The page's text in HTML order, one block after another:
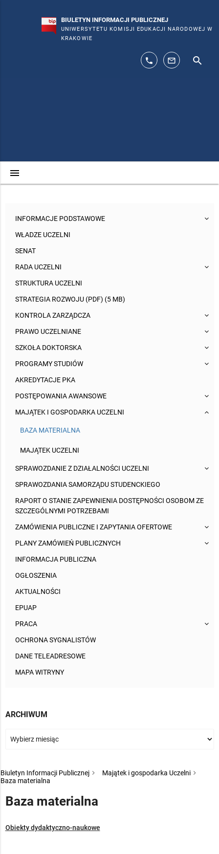
BIULETYN INFORMACJI PUBLICZNEJ
UNIWERSYTETU KOMISJI EDUKACJI NARODOWEJ W
KRAKOWIE
phone mail_outline search
menu
INFORMACJE PODSTAWOWE
WŁADZE UCZELNI
SENAT
RADA UCZELNI
STRUKTURA UCZELNI
STRATEGIA ROZWOJU (PDF) (5 MB)
KONTROLA ZARZĄDCZA
PRAWO UCZELNIANE
SZKOŁA DOKTORSKA
PROGRAMY STUDIÓW
AKREDYTACJE PKA
POSTĘPOWANIA AWANSOWE
MAJĄTEK I GOSPODARKA UCZELNI
BAZA MATERIALNA
MAJĄTEK UCZELNI
SPRAWOZDANIE Z DZIAŁALNOŚCI UCZELNI
SPRAWOZDANIA SAMORZĄDU STUDENCKIEGO
RAPORT O STANIE ZAPEWNIENIA DOSTĘPNOŚCI OSOBOM ZE
SZCZEGÓLNYMI POTRZEBAMI
ZAMÓWIENIA PUBLICZNE I ZAPYTANIA OFERTOWE
PLANY ZAMÓWIEŃ PUBLICZNYCH
INFORMACJA PUBLICZNA
OGŁOSZENIA
AKTUALNOŚCI
EPUAP
PRACA
OCHRONA SYGNALISTÓW
DANE TELEADRESOWE
MAPA WITRYNY
ARCHIWUM
Biuletyn Informacji Publicznej
Majątek i gospodarka Uczelni
Baza materialna
Baza materialna
Obiekty dydaktyczno-naukowe